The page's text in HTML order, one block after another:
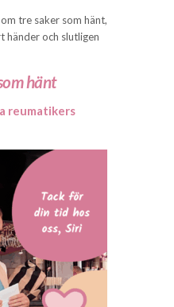
tre saker som hänt,
händer och slutligen
hänt
reumatikers